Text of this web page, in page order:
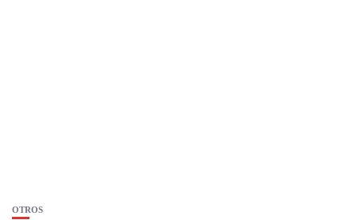
OTROS